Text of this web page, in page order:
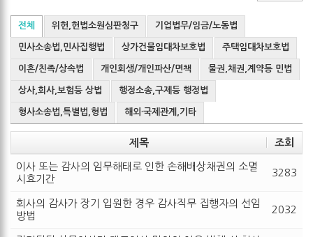
전체 위헌,헌법소원심판청구 기업법무/임금/노동법
민사소송법,민사집행법 상가건물임대차보호법 주택임대차보호법
이혼/친족/상속법 개인회생/개인파산/면책 물권,채권,계약등 민법
상사,회사,보험등 상법 행정소송,구제등 행정법
형사소송법,특별법,형법 해외·국제관계,기타
제목 조회
이사 또는 감사의 임무해태로 인한 손해배상채권의 소멸
시효기간
3283
회사의 감사가 장기 입원한 경우 감사직무 집행자의 선임
방법
2032